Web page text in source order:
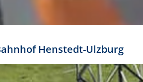
der jeweiligen Formathöhe.
im Layout:
%)
Henstedt-Ulzburg